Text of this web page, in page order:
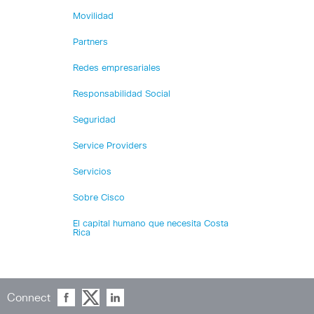
Movilidad
Partners
Redes empresariales
Responsabilidad Social
Seguridad
Service Providers
Servicios
Sobre Cisco
El capital humano que necesita Costa
Rica
Connect